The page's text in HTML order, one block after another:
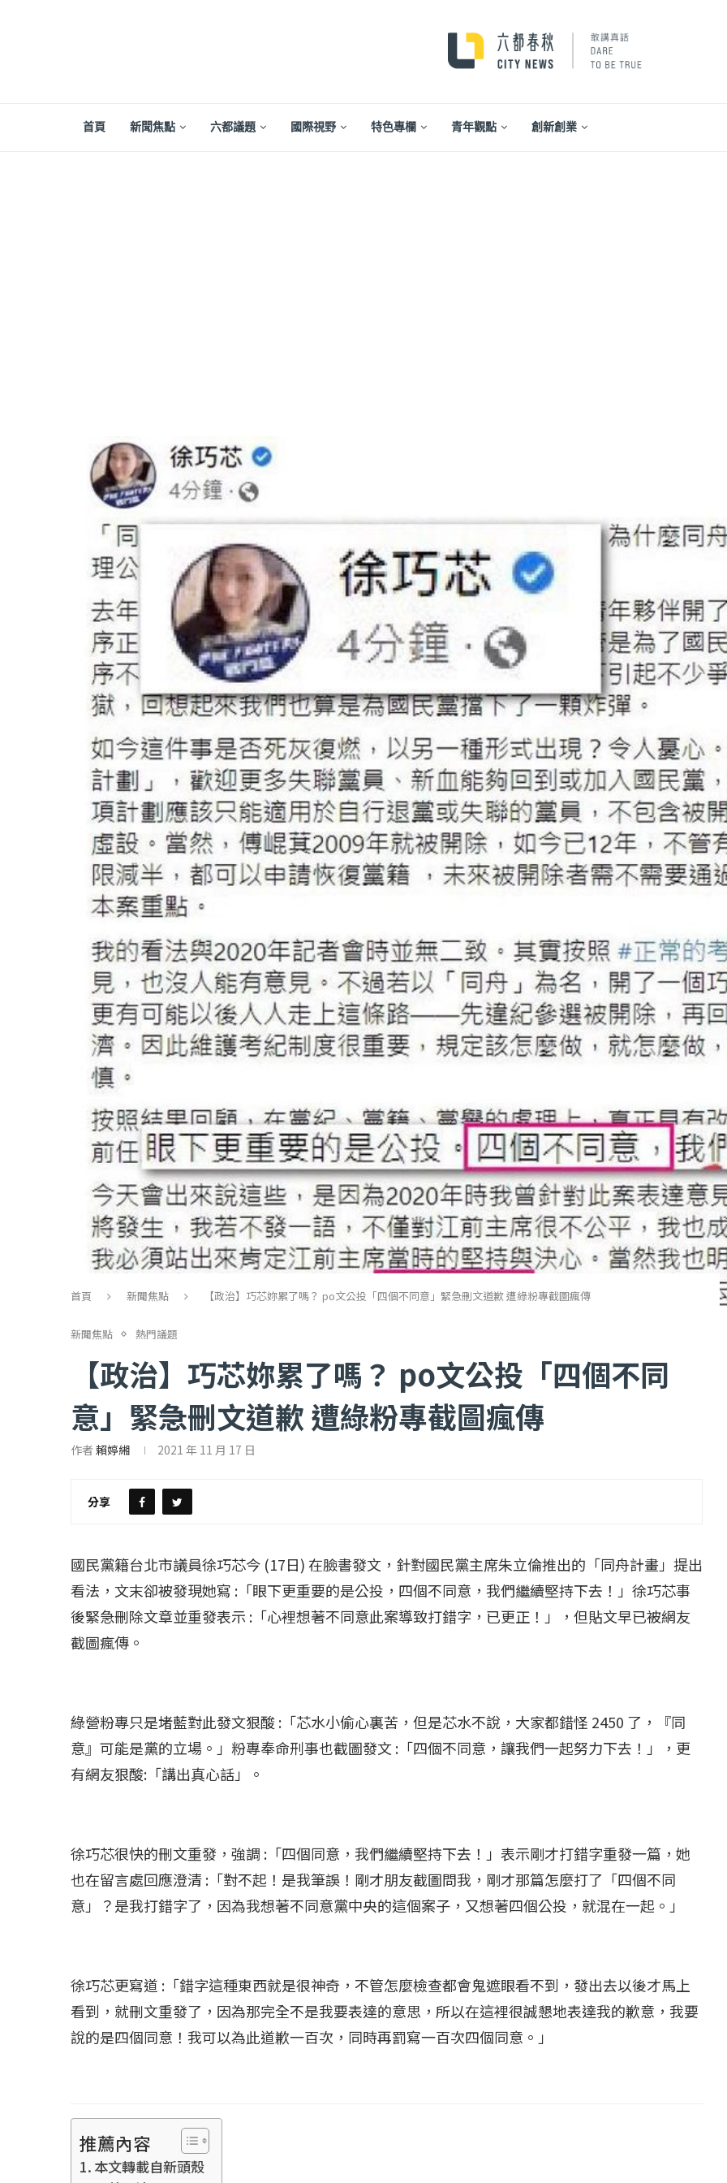
首頁 新聞焦點 六都議題 國際視野 特色專欄 青年觀點 創新創業
首頁 新聞焦點 【政治】巧芯妳累了嗎？ po文公投「四個不同意」緊急刪文道歉 遭綠粉專截圖瘋傳
新聞焦點 熱門議題
【政治】巧芯妳累了嗎？ po文公投「四個不同
意」緊急刪文道歉 遭綠粉專截圖瘋傳
作者 賴婷緗 2021 年 11 月 17 日
分享
國民黨籍台北市議員徐巧芯今 (17日) 在臉書發文，針對國民黨主席朱立倫推出的「同舟計畫」提出
看法，文末卻被發現她寫 :「眼下更重要的是公投，四個不同意，我們繼續堅持下去！」徐巧芯事
後緊急刪除文章並重發表示 :「心裡想著不同意此案導致打錯字，已更正！」，但貼文早已被網友
截圖瘋傳。
綠營粉專只是堵藍對此發文狠酸 :「芯水小偷心裏苦，但是芯水不說，大家都錯怪 2450 了，『同
意』可能是黨的立場。」粉專奉命刑事也截圖發文 :「四個不同意，讓我們一起努力下去！」，更
有網友狠酸:「講出真心話」。
徐巧芯很快的刪文重發，強調 :「四個同意，我們繼續堅持下去！」表示剛才打錯字重發一篇，她
也在留言處回應澄清 :「對不起！是我筆誤！剛才朋友截圖問我，剛才那篇怎麼打了「四個不同
意」？是我打錯字了，因為我想著不同意黨中央的這個案子，又想著四個公投，就混在一起。」
徐巧芯更寫道 :「錯字這種東西就是很神奇，不管怎麼檢查都會鬼遮眼看不到，發出去以後才馬上
看到，就刪文重發了，因為那完全不是我要表達的意思，所以在這裡很誠懇地表達我的歉意，我要
說的是四個同意！我可以為此道歉一百次，同時再罰寫一百次四個同意。」
推薦內容
本文轉載自新頭殼